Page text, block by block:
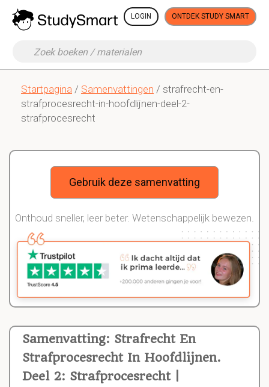
LOGIN ONTDEK STUDY SMART
Startpagina / Samenvattingen / strafrecht-en-
strafprocesrecht-in-hoofdlijnen-deel-2-
strafprocesrecht
Samenvatting: Strafrecht En
Strafprocesrecht In Hoofdlijnen.
Deel 2: Strafprocesrecht |
Gebruik deze samenvatting
Onthoud sneller, leer beter. Wetenschappelijk bewezen.